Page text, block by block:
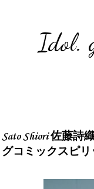
Idol.
Sato Shiori 佐藤詩
グコミックスピリ